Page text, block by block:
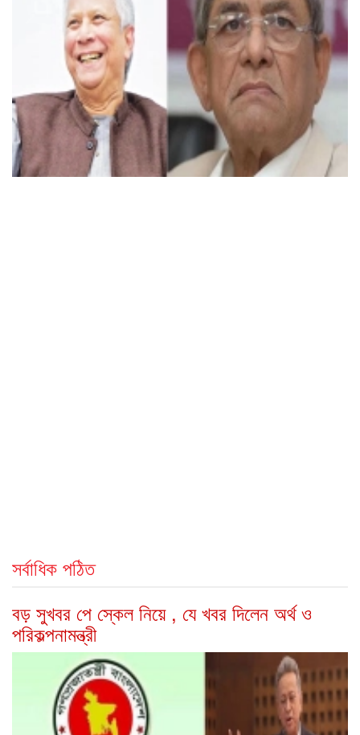
সর্বাধিক পঠিত
বড় সুখবর পে স্কেল নিয়ে , যে খবর দিলেন অর্থ ও
পরিকল্পনামন্ত্রী